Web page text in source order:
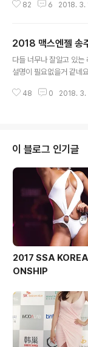
히 프리뷰만 포스팅하겠습
82 6 2018. 3.
2018 맥스엔젤 송
다들 너무나 잘알고 있는
설명이 필요없을거 같네
48 0 2018. 3.
이 블로그 인기글
2017 SSA
ONSHIP